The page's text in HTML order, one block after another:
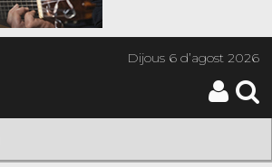
Dijous6 d’agost 2026